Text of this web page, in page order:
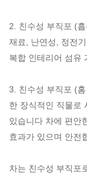
2. 친수성 부직포 (
재료, 난연성, 정전
복합 인테리어 섬유
3. 친수성 부직포 (
한 장식적인 직물로
있습니다 차에 편안
효과가 있으며 안전
차는 친수성 부직포